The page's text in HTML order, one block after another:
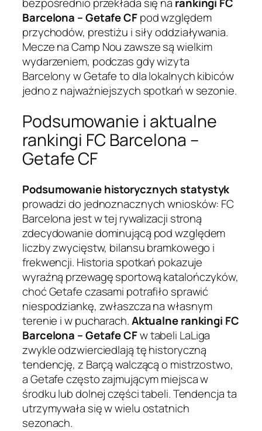
bezpośrednio przekłada się na rankingi FC
Barcelona – Getafe CFpod względem
przychodów, prestiżu i siły oddziaływania.
Mecze na Camp Nou zawsze są wielkim
wydarzeniem, podczas gdy wizyta
Barcelony w Getafe to dla lokalnych kibiców
jedno z najważniejszych spotkań w sezonie.
Podsumowanie i aktualne
rankingi FC Barcelona –
Getafe CF
Podsumowanie historycznych statystyk
prowadzi do jednoznacznych wniosków: FC
Barcelona jest w tej rywalizacji stroną
zdecydowanie dominującą pod względem
liczby zwycięstw, bilansu bramkowego i
frekwencji. Historia spotkań pokazuje
wyraźną przewagę sportową katalończyków,
choć Getafe czasami potrafiło sprawić
niespodziankę, zwłaszcza na własnym
terenie i w pucharach.Aktualne rankingi FC
Barcelona – Getafe CFw tabeli LaLiga
zwykle odzwierciedlają tę historyczną
tendencję, z Barçą walczącą o mistrzostwo,
a Getafe często zajmującym miejsca w
środku lub dolnej części tabeli. Tendencja ta
utrzymywała się w wielu ostatnich
sezonach.